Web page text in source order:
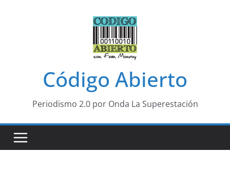
Código Abierto
Periodismo 2.0 por Onda La Superestación